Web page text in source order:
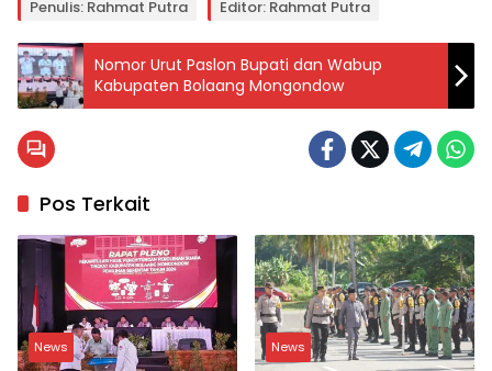
Penulis: Rahmat Putra Editor: Rahmat Putra
Nomor Urut Paslon Bupati dan Wabup
Kabupaten Bolaang Mongondow
Pos Terkait
News News